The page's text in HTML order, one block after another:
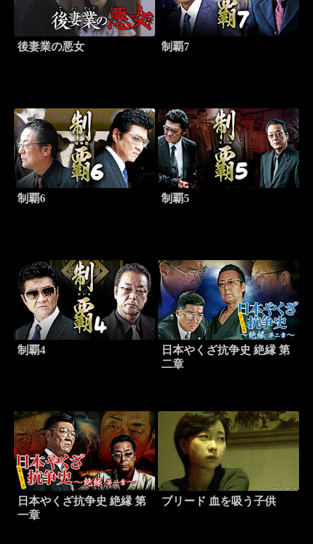
後妻業の悪女 制覇7
制覇6 制覇5
制覇4
日本やくざ抗争史 絶縁 第
二章
日本やくざ抗争史 絶縁 第
一章
ブリード 血を吸う子供